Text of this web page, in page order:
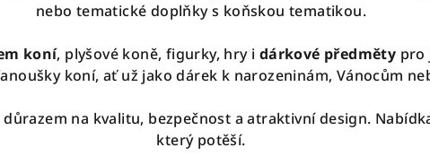
nebo tematické doplňky s koňskou tematikou.
koní, plyšové koně, figurky, hry i dárkové předměty pro
koní, ať už jako dárek k narozeninám, Vánocům
na kvalitu, bezpečnost a atraktivní design.
který potěší.